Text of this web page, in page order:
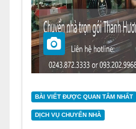
BÀI VIẾT ĐƯỢC QUAN TÂM NHẤT
DỊCH VỤ CHUYỂN NHÀ